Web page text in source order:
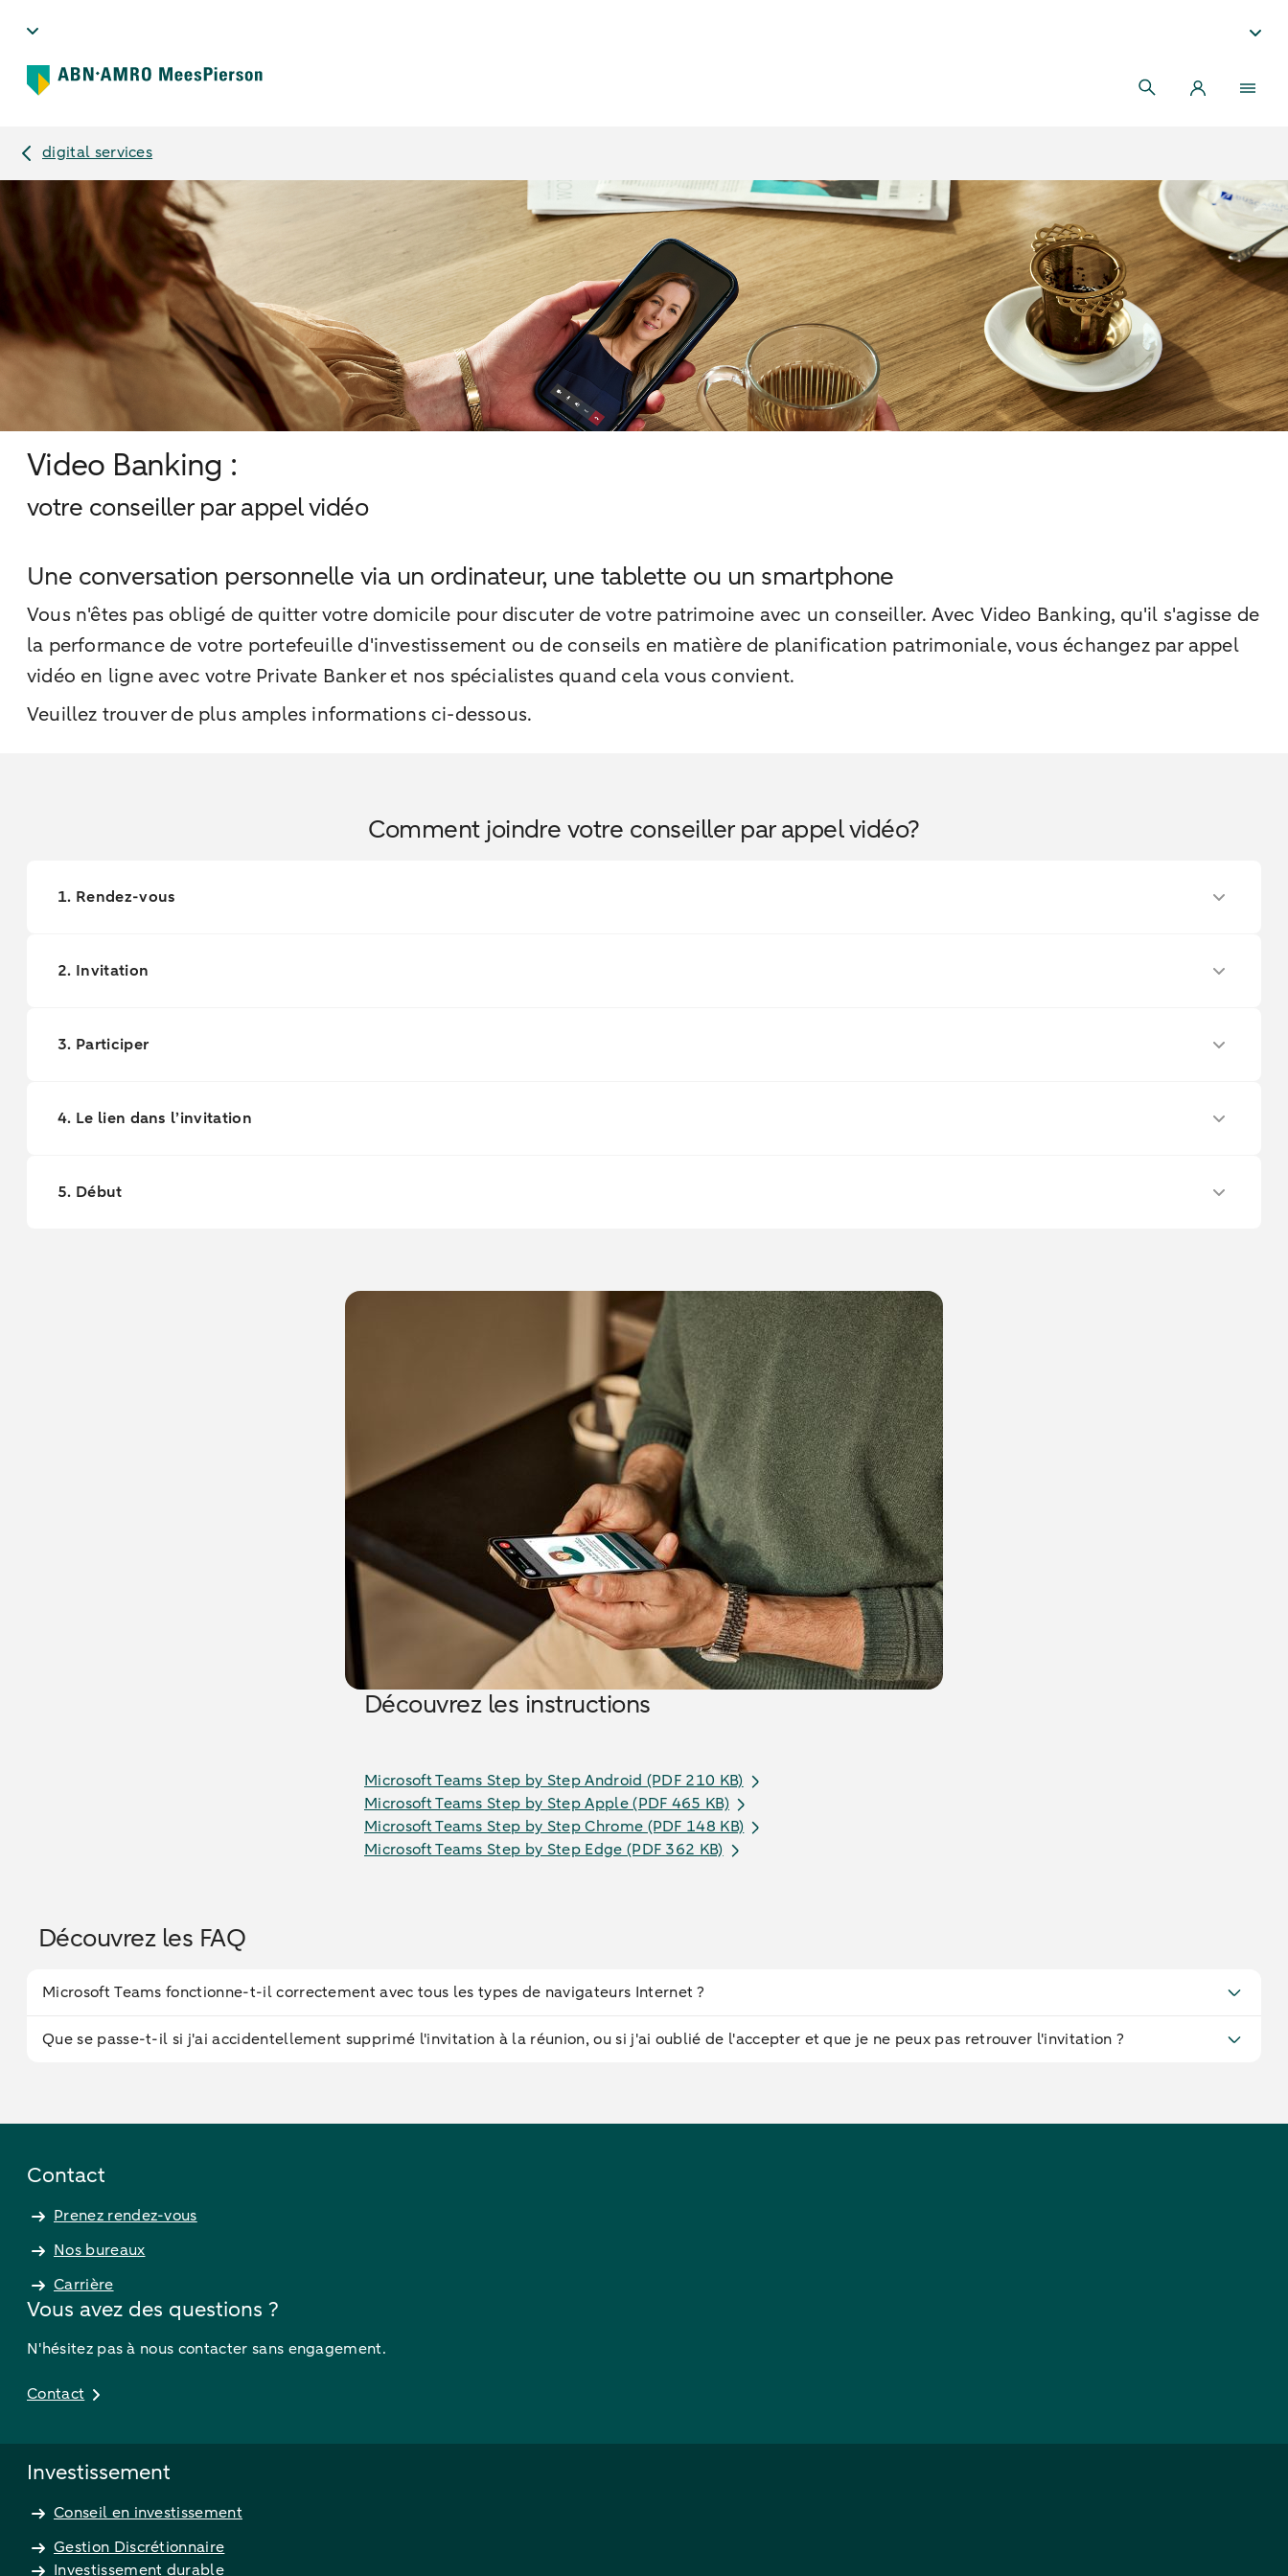
digital services
Video Banking :
votre conseiller par appel vidéo
Une conversation personnelle via un ordinateur, une tablette ou un smartphone
Vous n'êtes pas obligé de quitter votre domicile pour discuter de votre patrimoine avec un conseiller. Avec Video Banking, qu'il s'agisse de
la performance de votre portefeuille d'investissement ou de conseils en matière de planification patrimoniale, vous échangez par appel
vidéo en ligne avec votre Private Banker et nos spécialistes quand cela vous convient.
Veuillez trouver de plus amples informations ci-dessous.
Comment joindre votre conseiller par appel vidéo?
1. Rendez-vous
2. Invitation
3. Participer
4. Le lien dans l’invitation
5. Début
Découvrez les instructions
Microsoft Teams Step by Step Android​ (PDF 210 KB)
Microsoft Teams Step by Step Apple​ (PDF 465 KB)
Microsoft Teams Step by Step Chrome​ (PDF 148 KB)
Microsoft Teams Step by Step Edge​ (PDF 362 KB)
Découvrez les FAQ
Microsoft Teams fonctionne-t-il correctement avec tous les types de navigateurs Internet ?
Que se passe-t-il si j'ai accidentellement supprimé l'invitation à la réunion, ou si j'ai oublié de l'accepter et que je ne peux pas retrouver l'invitation ?
Contact
Prenez rendez-vous
Nos bureaux
Carrière
Vous avez des questions ?
N'hésitez pas à nous contacter sans engagement.
Contact
Investissement
Conseil en investissement
Gestion Discrétionnaire
Investissement durable